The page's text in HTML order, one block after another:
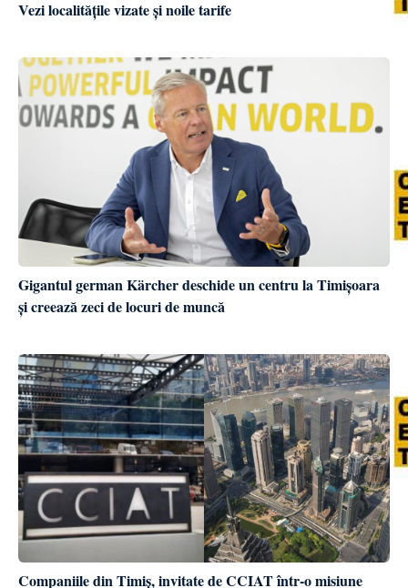
Vezi localitățile vizate și noile tarife
Gigantul german Kärcher deschide un centru la Timișoara
și creează zeci de locuri de muncă
Companiile din Timiș, invitate de CCIAT într-o misiune